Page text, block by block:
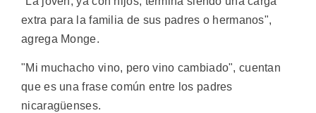
extra para la familia de sus padres o hermanos",
agrega Monge.
"Mi muchacho vino, pero vino cambiado", cuentan
que es una frase común entre los padres
nicaragüenses.